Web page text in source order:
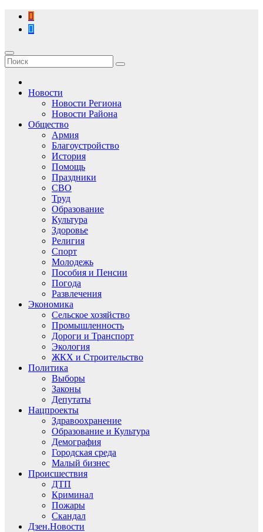
Перейти
содержимому
Новости
Новости Региона
Новости Района
Общество
Армия
Благоустройство
История
Помощь
Праздники
СВО
Труд
Образование
Культура
Здоровье
Религия
Спорт
Молодежь
Пособия и Пенсии
Погода
Развлечения
Экономика
Сельское хозяйство
Промышленность
Дороги и Транспорт
Экология
ЖКХ и Строительство
Политика
Выборы
Законы
Депутаты
Нацпроекты
Здравоохранение
Образование и Культура
Демография
Городская среда
Малый бизнес
Происшествия
ДТП
Криминал
Пожары
Скандал
Дзен.Новости